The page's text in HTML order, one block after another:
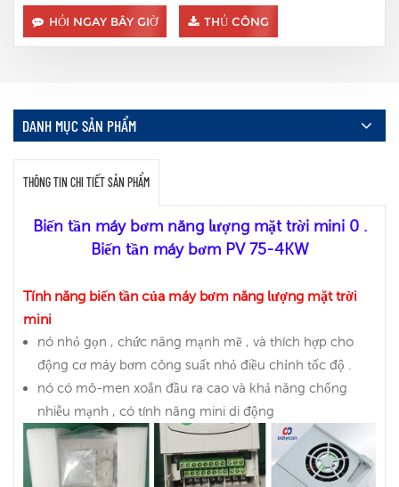
HỎI NGAY BÂY GIỜ THỦ CÔNG
DANH MỤC SẢN PHẨM
THÔNG TIN CHI TIẾT SẢN PHẨM
Biến tần máy bơm năng lượng mặt trời mini 0 .
Biến tần máy bơm PV 75-4KW
Tính năng biến tần của máy bơm năng lượng mặt trời
mini
nó nhỏ gọn , chức năng mạnh mẽ , và thích hợp cho
động cơ máy bơm công suất nhỏ điều chỉnh tốc độ .
nó có mô-men xoắn đầu ra cao và khả năng chống
nhiễu mạnh , có tính năng mini di động